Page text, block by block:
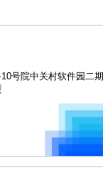
号院中关村软件园二期